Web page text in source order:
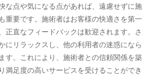
な点や気になる点があれば、遠慮せずに施
重要です。施術者はお客様の快適さを第一
正直なフィードバックは歓迎されます。さ
にリラックスし、他の利用者の迷惑になら
す。これにより、施術者との信頼関係を築
満足度の高いサービスを受けることができ